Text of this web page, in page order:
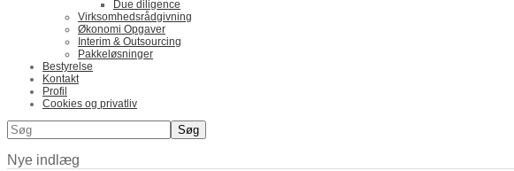
Due diligence
Virksomhedsrådgivning
Økonomi Opgaver
Interim & Outsourcing
Pakkeløsninger
Bestyrelse
Kontakt
Profil
Cookies og privatliv
Nye indlæg